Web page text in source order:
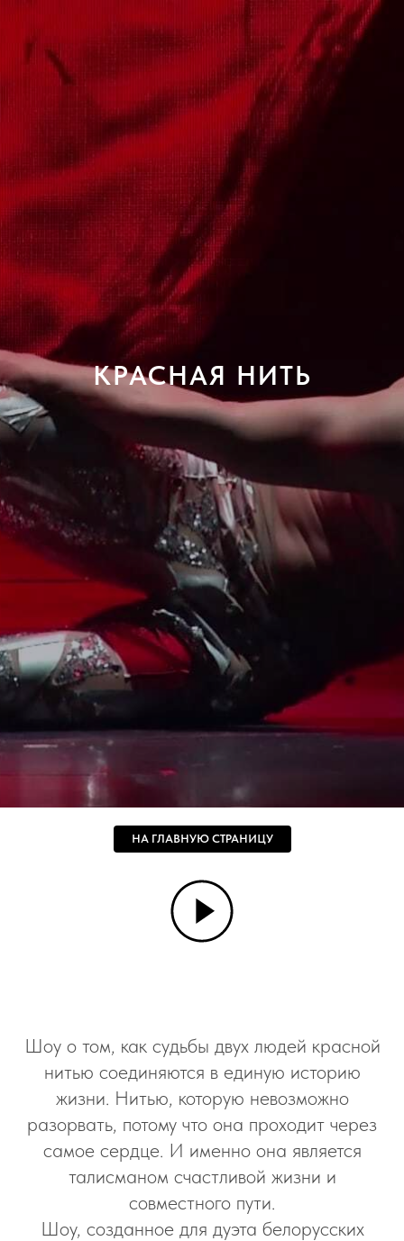
КРАСНАЯ НИТЬ
НА ГЛАВНУЮ СТРАНИЦУ
Шоу о том, как судьбы двух людей красной
нитью соединяются в единую историю
жизни. Нитью, которую невозможно
разорвать, потому что она проходит через
самое сердце. И именно она является
талисманом счастливой жизни и
совместного пути.
Шоу, созданное для дуэта белорусских